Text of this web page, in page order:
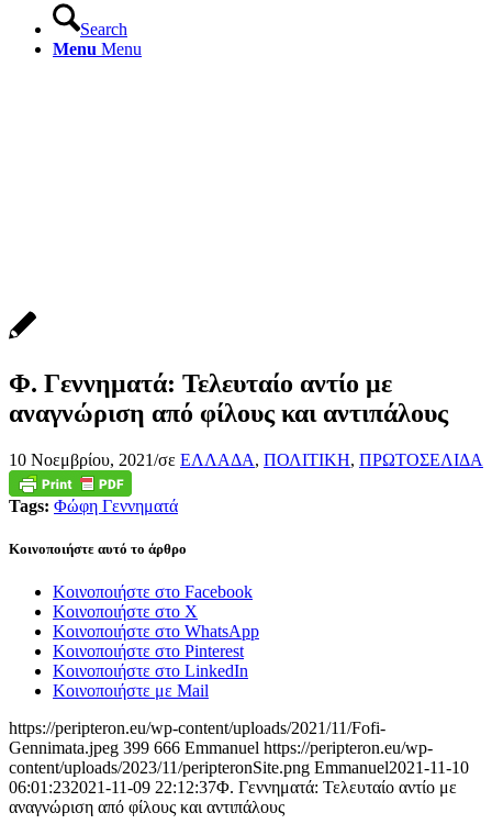
Search
Menu Menu
Φ. Γεννηματά: Τελευταίο αντίο με
αναγνώριση από φίλους και αντιπάλους
10 Νοεμβρίου, 2021/σε ΕΛΛΑΔΑ, ΠΟΛΙΤΙΚΗ, ΠΡΩΤΟΣΕΛΙΔΑ
Tags: Φώφη Γεννηματά
Κοινοποιήστε αυτό το άρθρο
Κοινοποιήστε στο Facebook
Κοινοποιήστε στο X
Κοινοποιήστε στο WhatsApp
Κοινοποιήστε στο Pinterest
Κοινοποιήστε στο LinkedIn
Κοινοποιήστε με Mail
https://peripteron.eu/wp-content/uploads/2021/11/Fofi-
Gennimata.jpeg 399 666 Emmanuel https://peripteron.eu/wp-
content/uploads/2023/11/peripteronSite.png Emmanuel2021-11-10
06:01:232021-11-09 22:12:37Φ. Γεννηματά: Τελευταίο αντίο με
αναγνώριση από φίλους και αντιπάλους